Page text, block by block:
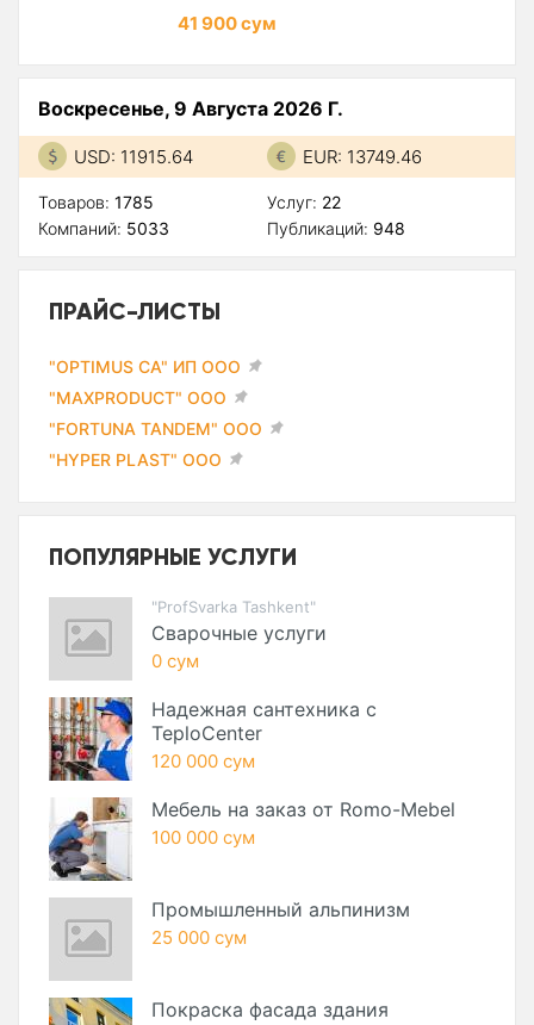
41 900 сум
Воскресенье, 9 Августа 2026 Г.
USD: 11915.64 EUR: 13749.46
Товаров: 1785
Компаний: 5033
Услуг: 22
Публикаций: 948
ПРАЙС-ЛИСТЫ
"OPTIMUS CA" ИП ООО
"MAXPRODUCT" ООО
"FORTUNA TANDEM" ООО
"HYPER PLAST" ООО
ПОПУЛЯРНЫЕ УСЛУГИ
"ProfSvarka Tashkent"
Сварочные услуги
0 сум
Надежная сантехника с
TeploCenter
120 000 сум
Мебель на заказ от Romo-Mebel
100 000 сум
Промышленный альпинизм
25 000 сум
Покраска фасада здания